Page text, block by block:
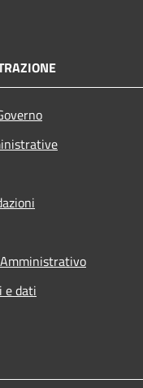
e dati